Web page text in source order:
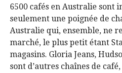
6500 cafés en Australie sont
seulement une poignée de
Australie qui, ensemble, ne
marché, le plus petit étant
magasins. Gloria Jeans,
sont d’autres chaînes de